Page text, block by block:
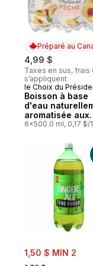
Préparé au
4,99 $
Taxes en sus, frais
s’appliquent
Préparé au
le Choix du
Boisson à base
d'eau
aromatisée aux
fruits, ondée de
6x500.0 ml, 0,17 $/
sale:
1,50 $ MIN 2
, formerly: